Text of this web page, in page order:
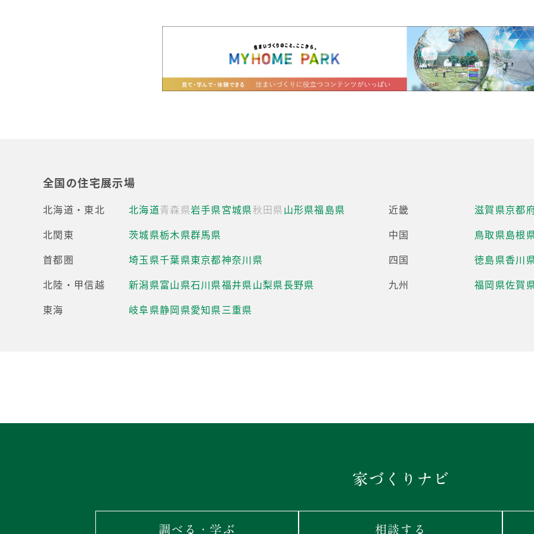
全国の住宅展示場
北海道・東北 北海道青森県岩手県宮城県秋田県山形県福島県
北関東
茨城県栃木県群馬県
首都圏
埼玉県千葉県東京都神奈川県
北陸・甲信越
新潟県富山県石川県福井県山梨県長野県
東海
岐阜県静岡県愛知県三重県
近畿 滋賀県京都
中国
鳥取県島根
四国
徳島県香川
九州
福岡県佐賀
家づくりナビ
調べる・学ぶ 相談する